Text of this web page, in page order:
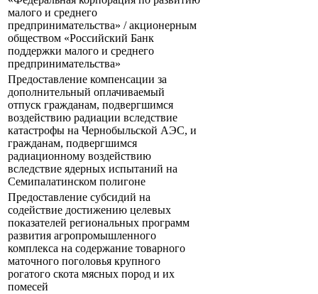
малого и среднего
предпринимательства» / акционерным
обществом «Российский Банк
поддержки малого и среднего
предпринимательства»
Предоставление компенсации за
дополнительный оплачиваемый
отпуск гражданам, подвергшимся
воздействию радиации вследствие
катастрофы на Чернобыльской АЭС, и
гражданам, подвергшимся
радиационному воздействию
вследствие ядерных испытаний на
Семипалатинском полигоне
Предоставление субсидий на
содействие достижению целевых
показателей региональных программ
развития агропромышленного
комплекса на содержание товарного
маточного поголовья крупного
рогатого скота мясных пород и их
помесей